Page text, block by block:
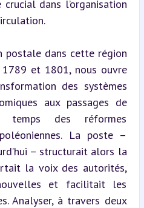
dans l’organisation
postale dans cette région
et 1801, nous ouvre
des systèmes
aux passages de
temps des réformes
La poste –
– structurait alors la
la voix des autorités,
et facilitait les
Analyser, à travers deux